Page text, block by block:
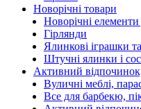
Новорічні товари
Новорічні
Гірлянди
Ялинкові іграшки
Штучні ялинки і
Активний
Вуличні меблі,
Все для барбекю,